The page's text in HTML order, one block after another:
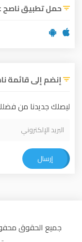
حمل تطبيق ناصح
إنضم إلى قائمة
ليصلك جديدنا من
إرسال